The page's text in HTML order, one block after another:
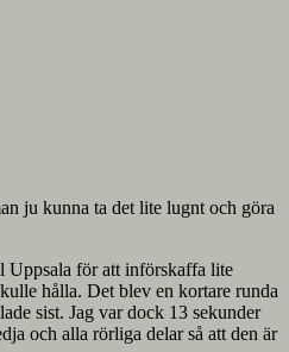
ju kunna ta det lite lugnt och göra
Uppsala för att införskaffa lite
hålla. Det blev en kortare runda
sist. Jag var dock 13 sekunder
och alla rörliga delar så att den är